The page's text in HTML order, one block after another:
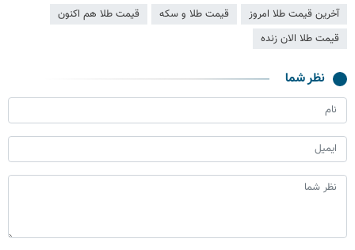
آخرین قیمت طلا امروز
قیمت طلا و سکه
قیمت طلا هم اکنون
قیمت طلا الان زنده
نظر شما